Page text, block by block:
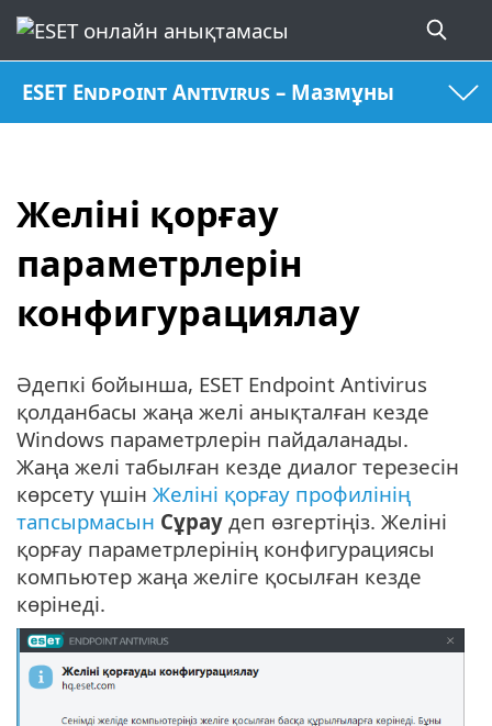
ESET Endpoint Antivirus – Мазмұны
Желіні қорғау
параметрлерін
конфигурациялау
Әдепкі бойынша, ESET Endpoint Antivirus
қолданбасы жаңа желі анықталған кезде
Windows параметрлерін пайдаланады.
Жаңа желі табылған кезде диалог терезесін
көрсету үшін Желіні қорғау профилінің
тапсырмасын Сұрау деп өзгертіңіз. Желіні
қорғау параметрлерінің конфигурациясы
компьютер жаңа желіге қосылған кезде
көрінеді.